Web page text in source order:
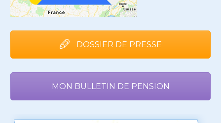
DOSSIER DE PRESSE
MON BULLETIN DE PENSION